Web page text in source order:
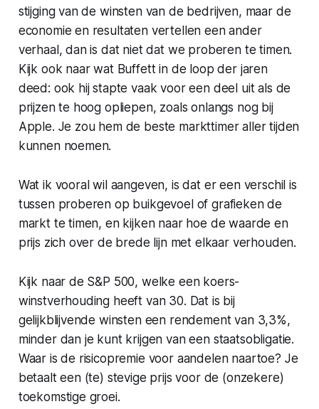
stijging van de winsten van de bedrijven, maar de
economie en resultaten vertellen een ander
verhaal, dan is dat niet dat we proberen te timen.
Kijk ook naar wat Buffett in de loop der jaren
deed: ook hij stapte vaak voor een deel uit als de
prijzen te hoog opliepen, zoals onlangs nog bij
Apple. Je zou hem de beste markttimer aller tijden
kunnen noemen.
Wat ik vooral wil aangeven, is dat er een verschil is
tussen proberen op buikgevoel of grafieken de
markt te timen, en kijken naar hoe de waarde en
prijs zich over de brede lijn met elkaar verhouden.
Kijk naar de S&P 500, welke een koers-
winstverhouding heeft van 30. Dat is bij
gelijkblijvende winsten een rendement van 3,3%,
minder dan je kunt krijgen van een staatsobligatie.
Waar is de risicopremie voor aandelen naartoe? Je
betaalt een (te) stevige prijs voor de (onzekere)
toekomstige groei.